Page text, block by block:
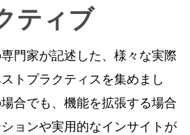
ティブ
門家が記述した、様々な実際
トプラクティスを集めまし
合でも、機能を拡張する場合
ョンや実用的なインサイトが